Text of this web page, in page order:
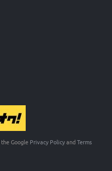
Google Privacy PolicyandTerms